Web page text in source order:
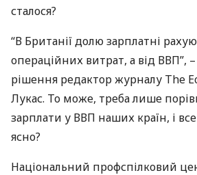
сталося?
“В Британії долю зарплатні
операційних витрат, а від ВВП”,
рішення редактор журналу The
Лукас. То може, треба лише
зарплати у ВВП наших країн, і
ясно?
Національний профспілковий